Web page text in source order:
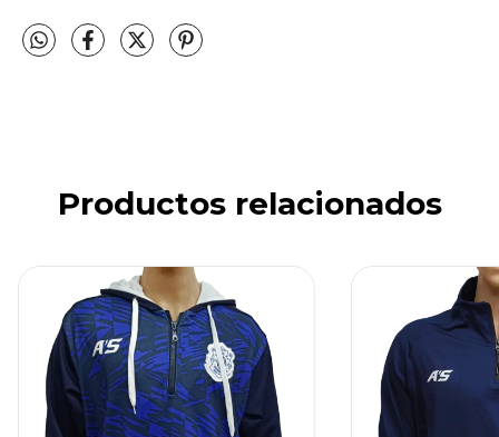
Productos relacionados